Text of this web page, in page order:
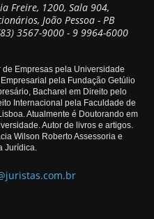
Freire, 1200, Sala 904,
João Pessoa - PB
3567-9000 - 9 9964-6000
Empresas pela Universidade
pela Fundação Getúlio
Bacharel em Direito pelo
Internacional pela Faculdade de
Atualmente é Doutorando em
Autor de livros e artigos.
Wilson Roberto Assessoria e
Jurídica.